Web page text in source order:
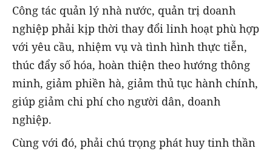
Công tác quản lý nhà nước, quản trị doanh
nghiệp phải kịp thời thay đổi linh hoạt phù hợp
với yêu cầu, nhiệm vụ và tình hình thực tiễn,
thúc đẩy số hóa, hoàn thiện theo hướng thông
minh, giảm phiền hà, giảm thủ tục hành chính,
giúp giảm chi phí cho người dân, doanh
nghiệp.
Cùng với đó, phải chú trọng phát huy tinh thần